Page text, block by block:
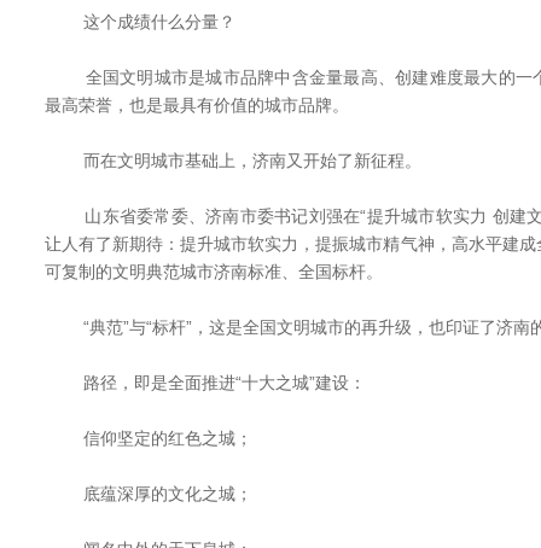
这个成绩什么分量？
全国文明城市是城市品牌中含金量最高、创建难度最大的一
最高荣誉，也是最具有价值的城市品牌。
而在文明城市基础上，济南又开始了新征程。
山东省委常委、济南市委书记刘强在“提升城市软实力 创建文
让人有了新期待：提升城市软实力，提振城市精气神，高水平建
可复制的文明典范城市济南标准、全国标杆。
“典范”与“标杆”，这是全国文明城市的再升级，也印证了济南
路径，即是全面推进“十大之城”建设：
信仰坚定的红色之城；
底蕴深厚的文化之城；